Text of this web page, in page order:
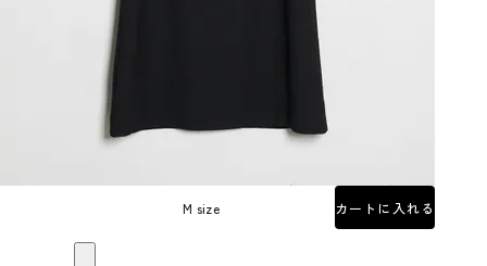
M size カートに入れる